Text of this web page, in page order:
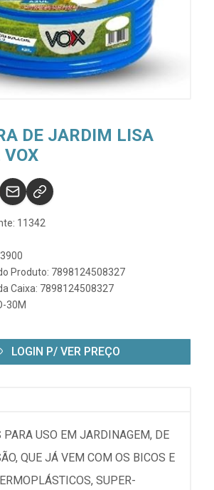
DE JARDIM LISA
11342
Produto: 7898124508327
Caixa: 7898124508327
30M
LOGIN P/ VER PREÇO
PARA USO EM JARDINAGEM, DE
QUE JÁ VEM COM OS BICOS E
SUPER-